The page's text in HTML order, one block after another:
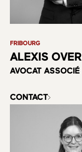
FRIBOURG
ALEXIS
AVOCAT ASSOCIÉ
CONTACT